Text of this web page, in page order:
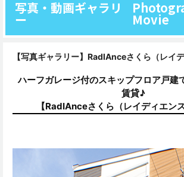
写真・動画ギャラリ
ー Movie
【写真ギャラリー】RadIAnceさくら（レイ
ハーフガレージ付のスキップフロア戸建
賃貸♪
【RadIAnceさくら（レイディエン